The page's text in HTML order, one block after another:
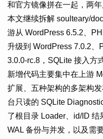
和官方镜像拼在一起，两
本文继续拆解 soulteary/
游从 WordPress 6.5.2、
升级到 WordPress 7.0.2、
3.0.0-rc.8，SQLite 接入方
新增代码主要集中在上游
扩展、五种架构的多架构
台只读的 SQLite
了根目录 Loader、id/ID 结
WAL 备份与并发，以及需